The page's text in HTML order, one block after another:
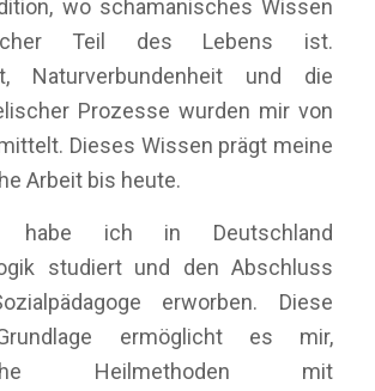
wo schamanisches Wissen
Teil des Lebens ist.
Naturverbundenheit und die
Prozesse wurden mir von
Dieses Wissen prägt meine
Arbeit bis heute.
habe ich in Deutschland
studiert und den Abschluss
erworben. Diese
ermöglicht es mir,
Heilmethoden mit